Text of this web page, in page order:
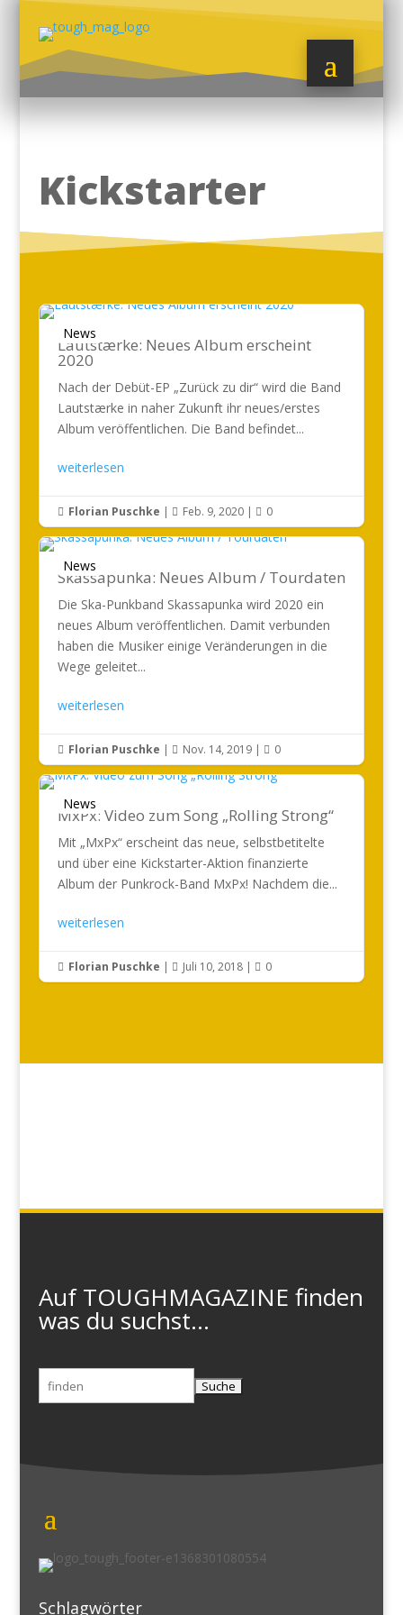
Kickstarter
News
Lautstærke: Neues Album erscheint
2020
Nach der Debüt-EP „Zurück zu dir“ wird die Band
Lautstærke in naher Zukunft ihr neues/erstes
Album veröffentlichen. Die Band befindet...
weiterlesen
 Florian Puschke |  Feb. 9, 2020|  0
News
Skassapunka: Neues Album / Tourdaten
Die Ska-Punkband Skassapunka wird 2020 ein
neues Album veröffentlichen. Damit verbunden
haben die Musiker einige Veränderungen in die
Wege geleitet...
weiterlesen
 Florian Puschke |  Nov. 14, 2019|  0
News
MxPx: Video zum Song „Rolling Strong“
Mit „MxPx“ erscheint das neue, selbstbetitelte
und über eine Kickstarter-Aktion finanzierte
Album der Punkrock-Band MxPx! Nachdem die...
weiterlesen
 Florian Puschke |  Juli 10, 2018|  0
Auf TOUGHMAGAZINE finden
was du suchst...
Suchen
nach:
Schlagwörter